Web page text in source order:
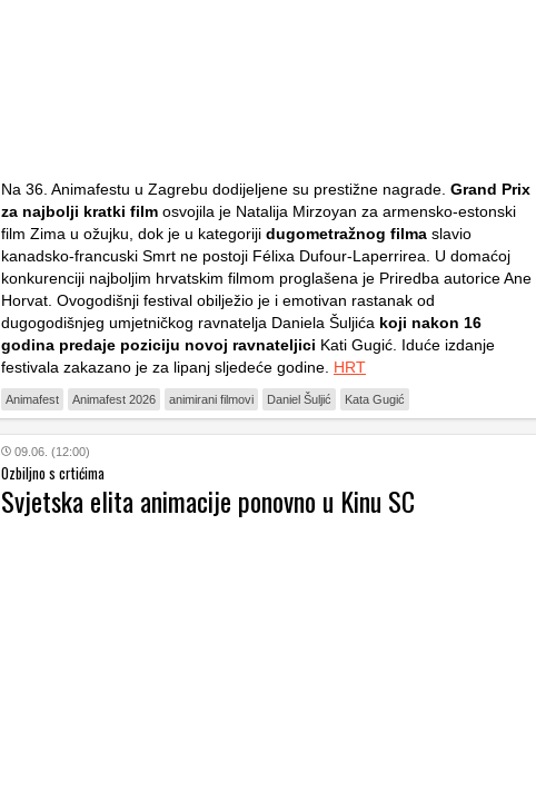
Na 36. Animafestu u Zagrebu dodijeljene su prestižne nagrade. Grand Prix
za najbolji kratki film osvojila je Natalija Mirzoyan za armensko-estonski
film Zima u ožujku , dok je u kategoriji dugometražnog filma slavio
kanadsko-francuski Smrt ne postoji Félixa Dufour-Laperrirea. U domaćoj
konkurenciji najboljim hrvatskim filmom proglašena je Priredba autorice Ane
Horvat. Ovogodišnji festival obilježio je i emotivan rastanak od
dugogodišnjeg umjetničkog ravnatelja Daniela Šuljića koji nakon 16
godina predaje poziciju novoj ravnateljici Kati Gugić. Iduće izdanje
festivala zakazano je za lipanj sljedeće godine. HRT
Animafest Animafest 2026 animirani filmovi Daniel Šuljić Kata Gugić
09.06. (12:00)
Ozbiljno s crtićima
Svjetska elita animacije ponovno u Kinu SC